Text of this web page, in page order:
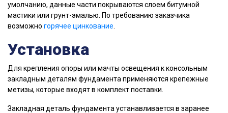
умолчанию, данные части покрываются слоем битумной
мастики или грунт-эмалью. По требованию заказчика
возможно горячее цинкование
Установка
Для крепления опоры или мачты освещения к консольным
закладным деталям фундамента применяются крепежные
метизы, которые входят в комплект поставки.
Закладная деталь фундамента устанавливается в заранее